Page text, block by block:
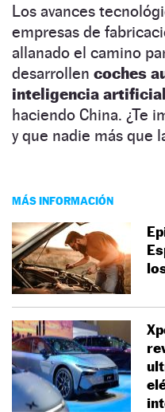
Los avances
empresas de
allanado el camino
desarrollen coches
inteligencia
haciendo China. ¿Te
y que nadie más que
MÁS INFORMACIÓN